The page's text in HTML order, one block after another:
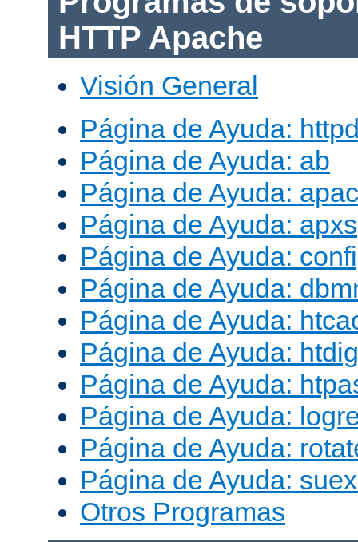
HTTP Apache
Visión General
Página de Ayuda:
Página de Ayuda: ab
Página de Ayuda:
Página de Ayuda: apxs
Página de Ayuda:
Página de Ayuda:
Página de Ayuda:
Página de Ayuda:
Página de Ayuda:
Página de Ayuda:
Página de Ayuda:
Página de Ayuda:
Otros Programas